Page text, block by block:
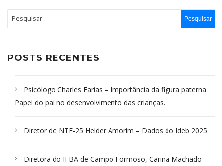
POSTS RECENTES
Psicólogo Charles Farias – Importância da figura paterna
Papel do pai no desenvolvimento das crianças.
Diretor do NTE-25 Helder Amorim – Dados do Ideb 2025
Diretora do IFBA de Campo Formoso, Carina Machado-